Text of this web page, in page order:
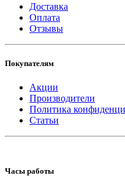
Доставка
Оплата
Отзывы
Покупателям
Акции
Производители
Политика
Статьи
Часы работы